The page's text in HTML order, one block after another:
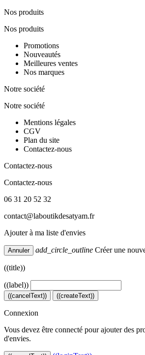
Nos produits
Nos produits
Promotions
Nouveautés
Meilleures ventes
Nos marques
Notre société
Notre société
Mentions légales
CGV
Plan du site
Contactez-nous
Contactez-nous
Contactez-nous
06 31 20 52 32
contact@laboutikdesatyam.fr
Ajouter à ma liste d'envies
Annuler add_circle_outline Créer une
((title))
((label))
((cancelText)) ((createText))
Connexion
Vous devez être connecté pour ajouter des
d'envies.